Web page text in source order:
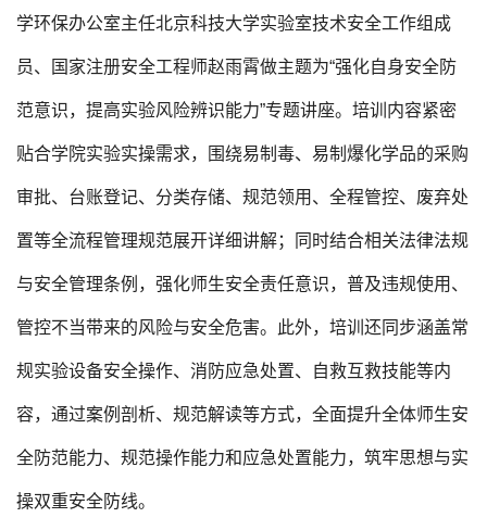
学环保办公室主任北京科技大学实验室技术安全工作组成
员、国家注册安全工程师赵雨霄做主题为“强化自身安全防
范意识，提高实验风险辨识能力”专题讲座。培训内容紧密
贴合学院实验实操需求，围绕易制毒、易制爆化学品的采购
审批、台账登记、分类存储、规范领用、全程管控、废弃处
置等全流程管理规范展开详细讲解；同时结合相关法律法规
与安全管理条例，强化师生安全责任意识，普及违规使用、
管控不当带来的风险与安全危害。此外，培训还同步涵盖常
规实验设备安全操作、消防应急处置、自救互救技能等内
容，通过案例剖析、规范解读等方式，全面提升全体师生安
全防范能力、规范操作能力和应急处置能力，筑牢思想与实
操双重安全防线。